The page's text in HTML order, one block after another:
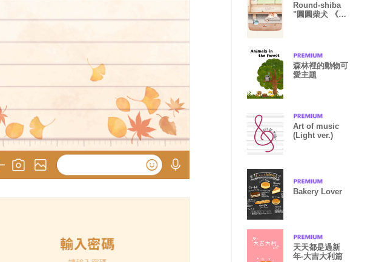
Round-shiba
"圓圓柴犬 《日
森林裡的動物可
愛主題
Art of music
(Light ver.)
Bakery Lover
天天都是過新
年-大吉大利篇